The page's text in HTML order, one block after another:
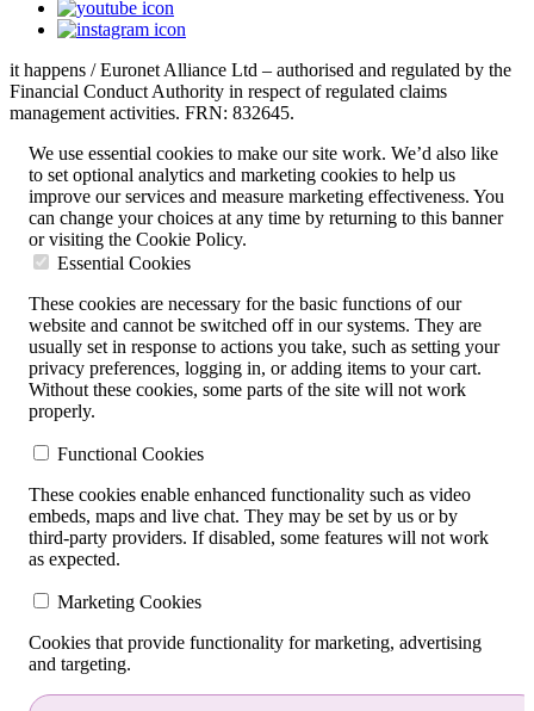
it happens / Euronet Alliance Ltd – authorised and regulated by the
Financial Conduct Authority in respect of regulated claims
management activities. FRN: 832645.
We use essential cookies to make our site work. We’d also like
to set optional analytics and marketing cookies to help us
improve our services and measure marketing effectiveness. You
can change your choices at any time by returning to this banner
or visiting the Cookie Policy.
Essential Cookies
These cookies are necessary for the basic functions of our
website and cannot be switched off in our systems. They are
usually set in response to actions you take, such as setting your
privacy preferences, logging in, or adding items to your cart.
Without these cookies, some parts of the site will not work
properly.
Functional Cookies
These cookies enable enhanced functionality such as video
embeds, maps and live chat. They may be set by us or by
third‑party providers. If disabled, some features will not work
as expected.
Marketing Cookies
Cookies that provide functionality for marketing, advertising
and targeting.